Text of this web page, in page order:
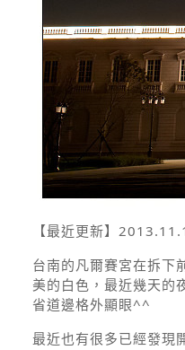
【最近更新】
台南的凡爾賽宮在拆下
美的白色，最近幾天的
省道邊格外顯眼^^
最近也有很多已經發現